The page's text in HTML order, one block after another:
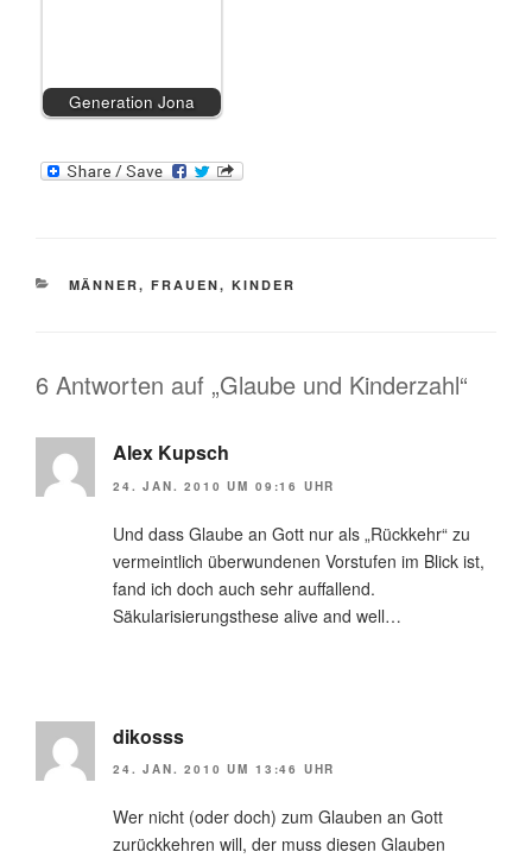
Generation Jona
KATEGORIEN
MÄNNER, FRAUEN, KINDER
6 Antworten auf „Glaube und Kinderzahl“
Alex Kupsch
24. JAN. 2010 UM 09:16 UHR
Und dass Glaube an Gott nur als „Rückkehr“ zu
vermeintlich überwundenen Vorstufen im Blick ist,
fand ich doch auch sehr auffallend.
Säkularisierungsthese alive and well…
dikosss
24. JAN. 2010 UM 13:46 UHR
Wer nicht (oder doch) zum Glauben an Gott
zurückkehren will, der muss diesen Glauben